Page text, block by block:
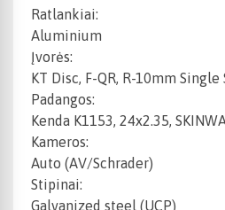
Ratlankiai:
Aluminium
Įvorės:
KT Disc, F-QR, R-10mm Single
Padangos:
Kenda K1153, 24x2.35,
Kameros:
Auto (AV/Schrader)
Stipinai:
Galvanized steel (UCP)